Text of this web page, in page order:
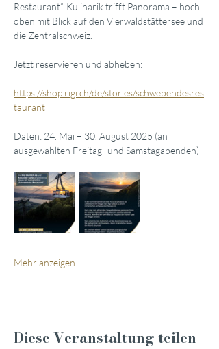
Restaurant“. Kulinarik trifft Panorama – hoch
oben mit Blick auf den Vierwaldstättersee und
die Zentralschweiz.
Jetzt reservieren und abheben:
https://shop.rigi.ch/de/stories/schwebendesres
taurant
Daten: 24. Mai – 30. August 2025 (an
ausgewählten Freitag- und Samstagabenden)
Mehr anzeigen
Diese Veranstaltung teilen